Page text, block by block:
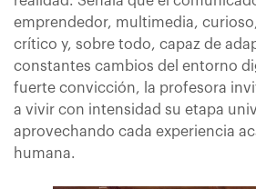
emprendedor, multimedia,
crítico y, sobre todo, capaz de
constantes cambios del entorno
fuerte convicción, la profesora
a vivir con intensidad su etapa
aprovechando cada experiencia
humana.